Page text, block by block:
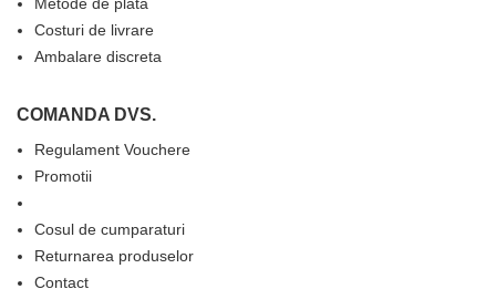
Costuri de livrare
Ambalare discreta
COMANDA DVS.
Regulament Vouchere
Promotii
Cosul de cumparaturi
Returnarea produselor
Contact